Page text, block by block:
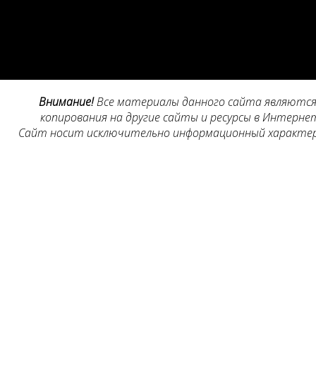
Внимание!Все материалы данного сайта
копирования на другие сайты и ресурсы в
Сайт носит исключительно информационный